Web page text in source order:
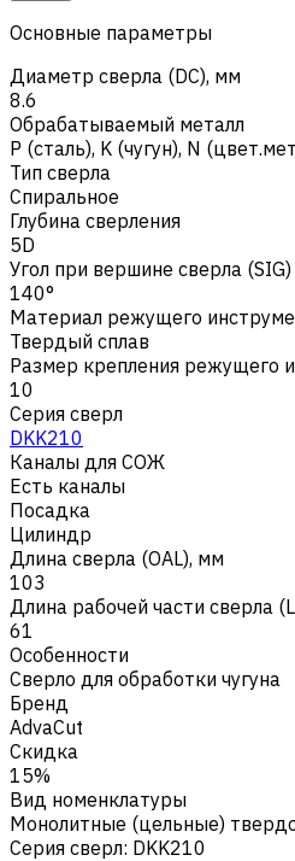
Основные параметры
Диаметр сверла (DC), мм
8.6
Обрабатываемый металл
Р (сталь), K (чугун), N
Тип сверла
Спиральное
Глубина сверления
5D
Угол при вершине сверла (SIG)
140°
Материал режущего
Твердый сплав
Размер крепления режущего
10
Серия сверл
DKK210
Каналы для СОЖ
Есть каналы
Посадка
Цилиндр
Длина сверла (OAL), мм
103
Длина рабочей части сверла
61
Особенности
Сверло для обработки чугуна
Бренд
AdvaCut
Скидка
15%
Вид номенклатуры
Монолитные (цельные)
Серия сверл: DKK210